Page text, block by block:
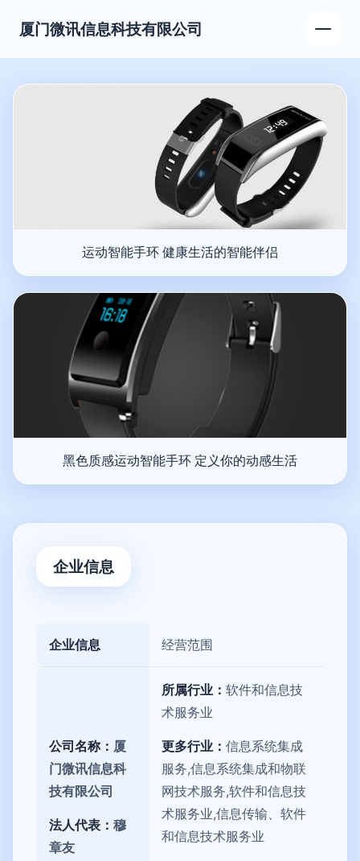
厦门微讯信息科技有限公司
运动智能手环 健康生活的智能伴侣
黑色质感运动智能手环 定义你的动感生活
企业信息
企业信息 经营范围
公司名称： 厦
门微讯信息科
技有限公司
法人代表： 穆
章友
所属行业： 软件和信息技
术服务业
更多行业： 信息系统集成
服务,信息系统集成和物联
网技术服务,软件和信息技
术服务业,信息传输、软件
和信息技术服务业